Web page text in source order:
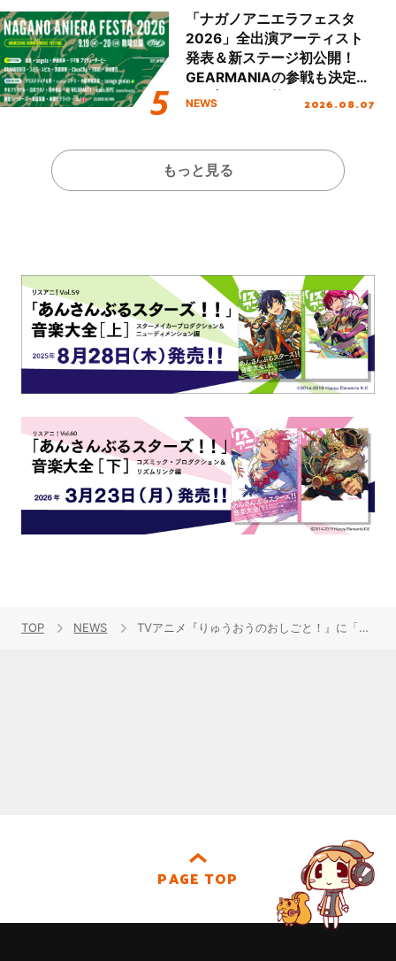
「ナガノアニエラフェスタ
2026」全出演アーティスト
発表＆新ステージ初公開！
GEARMANIAの参戦も決定
し、初となる第3ステージの
NEWS 2026.08.07
もっと見る
TOP NEWS TVアニメ『りゅうおうのおしごと！』に「アニソン界の帝王」水木一郎と「アニソン界の女王」堀江美都子の出演が決定！アニメ公式サイトではビデオコメントも公開！
PAGE TOP